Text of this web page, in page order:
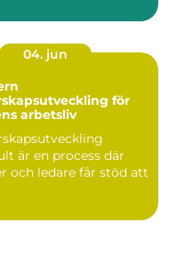
04. jun
för
arbetsliv
är en process där
och ledare får stöd att